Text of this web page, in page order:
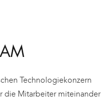
Technologiekonzern
die Mitarbeiter miteinander